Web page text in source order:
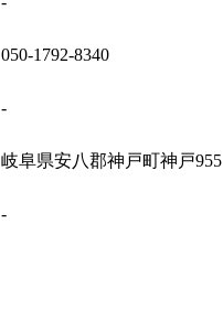
050-1792-8340
-
岐阜県安八郡神戸町神戸955
-